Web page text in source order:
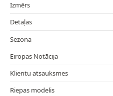
Izmērs
Detaļas
Sezona
Eiropas Notācija
Klientu atsauksmes
Riepas modelis